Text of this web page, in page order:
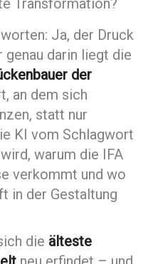
Transformation?
Ja, der Druck
genau darin liegt die
der
an dem sich
statt nur
KI vom Schlagwort
warum die IFA
verkommt und wo
in der Gestaltung
die älteste